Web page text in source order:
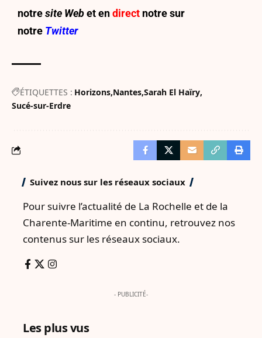
notresite Webet endirect notre sur
notre Twitter
ÉTIQUETTES : Horizons Nantes Sarah El Haïry
Sucé-sur-Erdre
Suivez nous sur les réseaux sociaux
Pour suivre l’actualité de La Rochelle et de la
Charente-Maritime en continu, retrouvez nos
contenus sur les réseaux sociaux.
- PUBLICITÉ-
Les plus vus